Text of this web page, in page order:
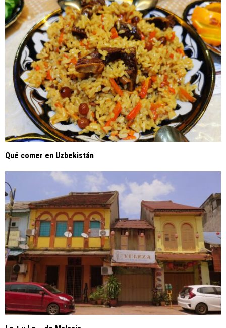
Qué comer en Uzbekistán